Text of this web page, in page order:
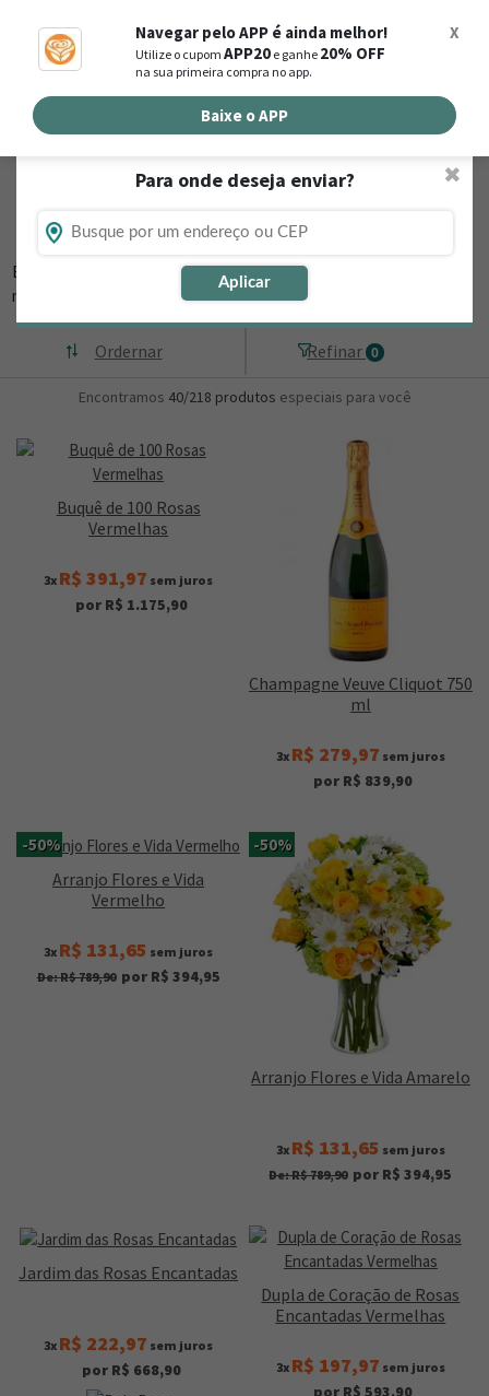
Navegar pelo APP é ainda melhor!
Utilize o cupomAPP20 e ganhe 20% OFF
na sua primeira compra no app.
X
Baixe o APP
Busca de produtos
Buscar por endereço de entrega
Para onde deseja enviar?
Aplicar
✖
Flores, Cestas e Presentes em Anguera -
BA
Está procurando loja de presente online em Anguera - BA? Então,
navegue na Nova
Refinar 0
Ordernar
Encontramos 40/218 produtos especiais para você
Buquê de 100 Rosas
Vermelhas
3x R$ 391,97 sem juros
por R$ 1.175,90
Champagne Veuve Cliquot 750
ml
3x R$ 279,97 sem juros
por R$ 839,90
-50%
Arranjo Flores e Vida
Vermelho
3x R$ 131,65 sem juros
De: R$ 789,90 por R$ 394,95
-50%
Arranjo Flores e Vida Amarelo
3x R$ 131,65 sem juros
De: R$ 789,90 por R$ 394,95
Jardim das Rosas Encantadas
3x R$ 222,97 sem juros
por R$ 668,90
Dupla de Coração de Rosas
Encantadas Vermelhas
3x R$ 197,97 sem juros